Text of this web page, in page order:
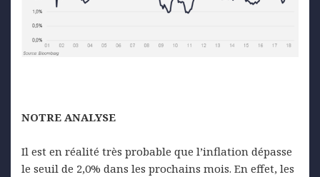
NOTRE ANALYSE
Il est en réalité très probable que l’inflation dépasse
le seuil de 2,0% dans les prochains mois. En effet, les